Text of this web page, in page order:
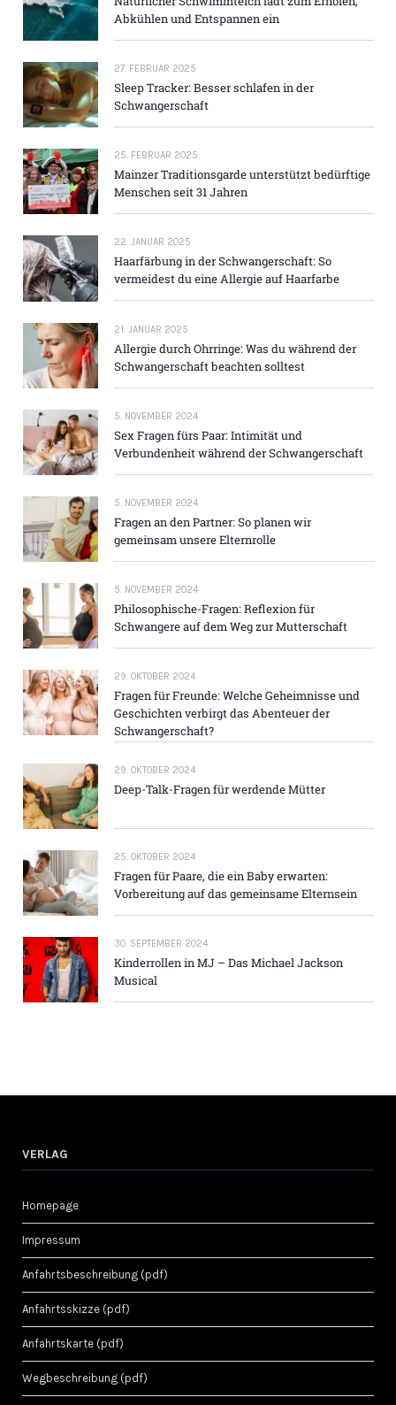
Abkühlen und Entspannen ein
27. FEBRUAR 2025
Sleep Tracker: Besser schlafen in der
Schwangerschaft
25. FEBRUAR 2025
Mainzer Traditions­garde unterstützt bedürftige
Menschen seit 31 Jahren
22. JANUAR 2025
Haarfärbung in der Schwangerschaft: So
vermeidest du eine Allergie auf Haarfarbe
21. JANUAR 2025
Allergie durch Ohrringe: Was du während der
Schwangerschaft beachten solltest
5. NOVEMBER 2024
Sex Fragen fürs Paar: Intimität und
Verbundenheit während der Schwangerschaft
5. NOVEMBER 2024
Fragen an den Partner: So planen wir
gemeinsam unsere Elternrolle
5. NOVEMBER 2024
Philosophische-Fragen: Reflexion für
Schwangere auf dem Weg zur Mutterschaft
29. OKTOBER 2024
Fragen für Freunde: Welche Geheimnisse und
Geschichten verbirgt das Abenteuer der
Schwangerschaft?
29. OKTOBER 2024
Deep-Talk-Fragen für werdende Mütter
25. OKTOBER 2024
Fragen für Paare, die ein Baby erwarten:
Vorbereitung auf das gemeinsame Elternsein
30. SEPTEMBER 2024
Kinderrollen in MJ – Das Michael Jackson
Musical
VERLAG
Homepage
Impressum
Anfahrtsbeschreibung (pdf)
Anfahrtsskizze (pdf)
Anfahrtskarte (pdf)
Wegbeschreibung (pdf)